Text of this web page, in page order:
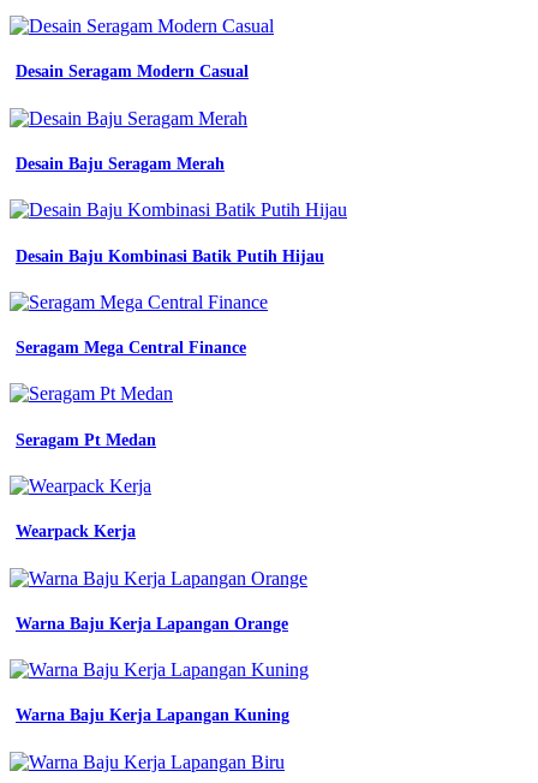
seragam
keren
berbagai
sribu
surat
pengajuan
seragam
kerja
surat
lamaran
desain
contoh
lamaran
rumah
umum
Desain
Kaos
Depan
Belakang
daerah
nomer
contoh
Desain Seragam Modern Casual
Desain Baju Seragam Merah
Desain Baju Kombinasi Batik Putih Hijau
Seragam Mega Central Finance
Seragam Pt Medan
Wearpack Kerja
Warna Baju Kerja Lapangan Orange
Warna Baju Kerja Lapangan Kuning